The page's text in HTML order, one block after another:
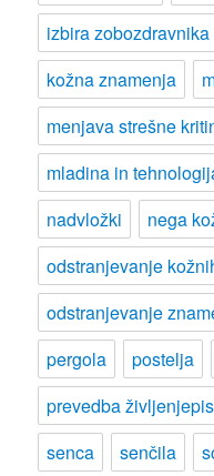
izbira zobozdravnika
kožna znamenja
menjava strešne
mladina in
nadvložki
nega
odstranjevanje
odstranjevanje
pergola
postelja
prevedba
senca
senčila